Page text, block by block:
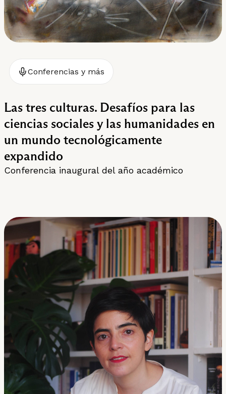
Conferencias y más
Las tres culturas. Desafíos para las
ciencias sociales y las humanidades en
un mundo tecnológicamente
expandido
Conferencia inaugural del año académico